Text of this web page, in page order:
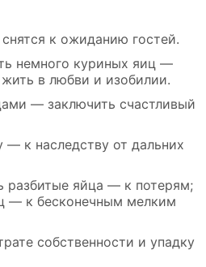
к ожиданию гостей.
немного куриных яиц —
в любви и изобилии.
— заключить счастливый
— к наследству от дальних
разбитые яйца — к потерям;
— к бесконечным мелким
собственности и упадку